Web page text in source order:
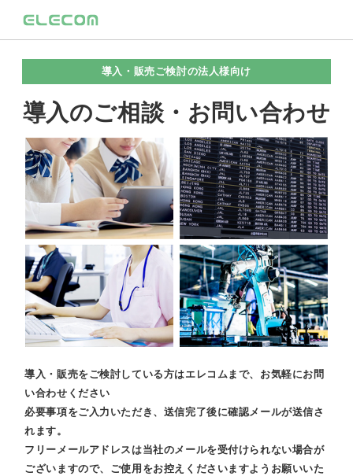
導入・販売ご検討の法人様向け
導入のご相談・お問い合わせ
導入・販売をご検討している方はエレコムまで、お気軽にお問
い合わせください
必要事項をご入力いただき、送信完了後に確認メールが送信さ
れます。
フリーメールアドレスは当社のメールを受付けられない場合が
ございますので、ご使用をお控えくださいますようお願いいた